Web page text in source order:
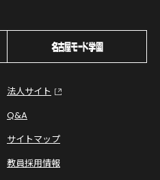
法人サイト
Q&A
サイトマップ
教員採用情報